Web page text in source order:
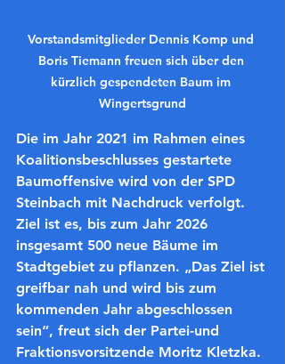
Vorstandsmitglieder Dennis Komp und
Boris Tiemann freuen sich über den
kürzlich gespendeten Baum im
Wingertsgrund
Die im Jahr 2021 im Rahmen eines
Koalitionsbeschlusses gestartete
Baumoffensive wird von der SPD
Steinbach mit Nachdruck verfolgt.
Ziel ist es, bis zum Jahr 2026
insgesamt 500 neue Bäume im
Stadtgebiet zu pflanzen. „Das Ziel ist
greifbar nah und wird bis zum
kommenden Jahr abgeschlossen
sein“, freut sich der Partei-und
Fraktionsvorsitzende Moritz Kletzka.